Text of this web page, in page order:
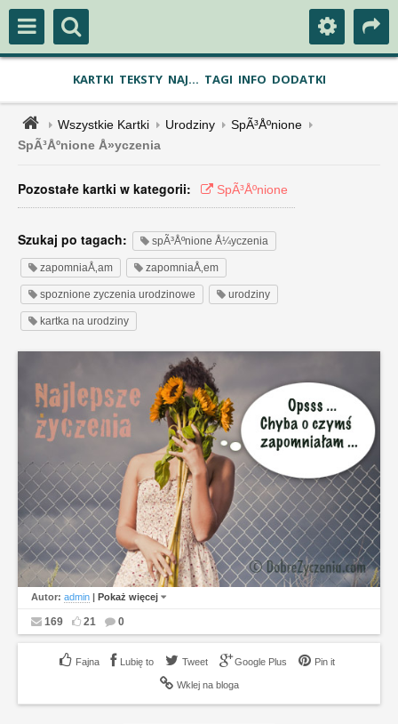
KARTKI TEKSTY NAJ... TAGI INFO DODATKI
Wszystkie Kartki Urodziny
SpÃ³Åºnione
SpÃ³Åºnione Å»yczenia
Pozostałe kartki w kategorii: SpÃ³Åºnione
Szukaj po tagach: spÃ³Åºnione Å¼yczenia
zapomniaÅ‚am zapomniaÅ‚em
spoznione zyczenia urodzinowe urodziny
kartka na urodziny
Autor: admin | Pokaż więcej
169 21 0
Lubię to Tweet Google Plus Pin it
Wklej na bloga